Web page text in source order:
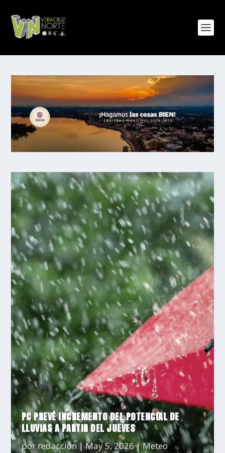
PC PREVÉ INCREMENTO DEL POTENCIAL DE
LLUVIAS A PARTIR DEL JUEVES
porredaccion|May 5, 2026|Meteo